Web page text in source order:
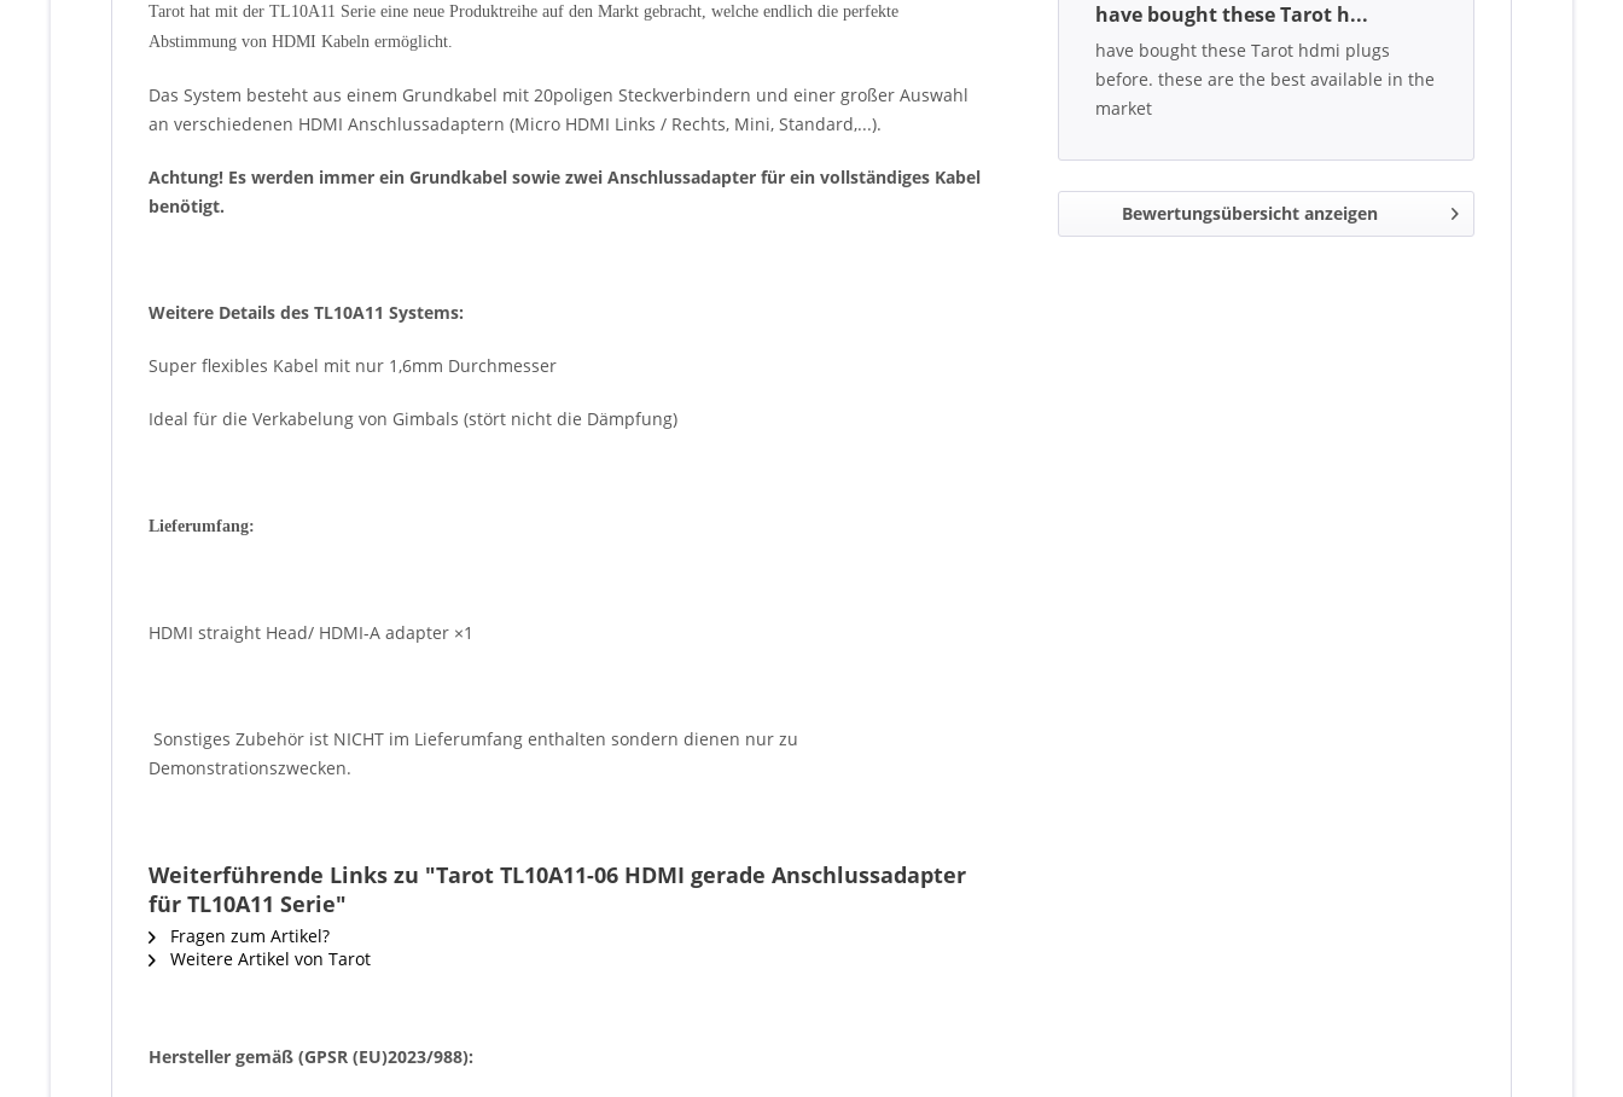
Tarot hat mit der TL10A11 Serie eine neue Produktreihe auf den Markt gebracht, welche endlich die perfekte
Abstimmung von HDMI Kabeln ermöglicht.
Das System besteht aus einem Grundkabel mit 20poligen Steckverbindern und einer großer Auswahl
an verschiedenen HDMI Anschlussadaptern (Micro HDMI Links / Rechts, Mini, Standard,...).
Achtung! Es werden immer ein Grundkabel sowie zwei Anschlussadapter für ein vollständiges Kabel
benötigt.
Weitere Details des TL10A11 Systems:
Super flexibles Kabel mit nur 1,6mm Durchmesser
Ideal für die Verkabelung von Gimbals (stört nicht die Dämpfung)
Lieferumfang:
HDMI straight Head/ HDMI-A adapter ×1
Sonstiges Zubehör ist NICHT im Lieferumfang enthalten sondern dienen nur zu
Demonstrationszwecken.
Weiterführende Links zu "Tarot TL10A11-06 HDMI gerade Anschlussadapter
für TL10A11 Serie"
Fragen zum Artikel?
Weitere Artikel von Tarot
have bought these Tarot h...
have bought these Tarot hdmi plugs
before. these are the best available in the
market
Bewertungsübersicht anzeigen
Hersteller gemäß (GPSR (EU)2023/988):